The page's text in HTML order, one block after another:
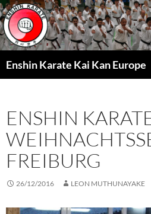
Zum
Inhalt
springen
Enshin Karate Kai Kan Europe
ENSHIN
FREIBURG
26/12/2016 LEON MUTHUNAYAKE